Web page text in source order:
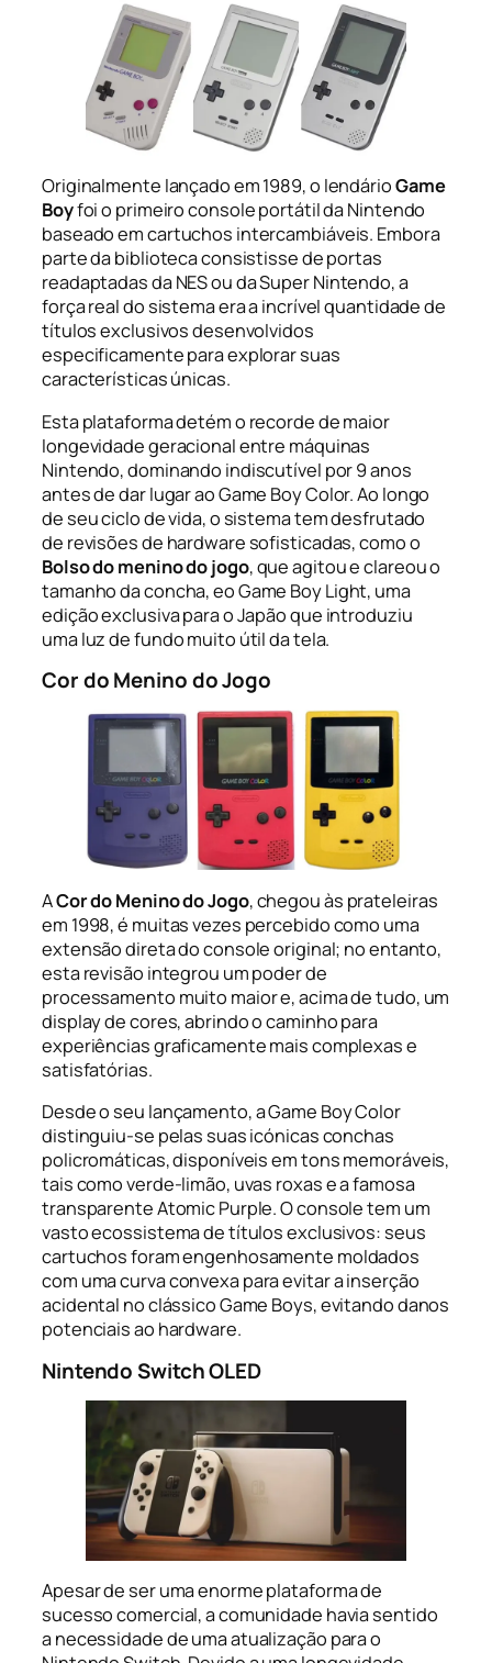
Originalmente lançado em 1989, o lendárioGame
Boyfoi o primeiro console portátil da Nintendo
baseado em cartuchos intercambiáveis. Embora
parte da biblioteca consistisse de portas
readaptadas da NES ou da Super Nintendo, a
força real do sistema era a incrível quantidade de
títulos exclusivos desenvolvidos
especificamente para explorar suas
características únicas.
Esta plataforma detém o recorde de maior
longevidade geracional entre máquinas
Nintendo, dominando indiscutível por 9 anos
antes de dar lugar ao Game Boy Color. Ao longo
de seu ciclo de vida, o sistema tem desfrutado
de revisões de hardware sofisticadas, como o
Bolso do menino do jogo, que agitou e clareou o
tamanho da concha, eo Game Boy Light, uma
edição exclusiva para o Japão que introduziu
uma luz de fundo muito útil da tela.
Cor do Menino do Jogo
ACor do Menino do Jogo, chegou às prateleiras
em 1998, é muitas vezes percebido como uma
extensão direta do console original; no entanto,
esta revisão integrou um poder de
processamento muito maior e, acima de tudo, um
display de cores, abrindo o caminho para
experiências graficamente mais complexas e
satisfatórias.
Desde o seu lançamento, a Game Boy Color
distinguiu-se pelas suas icónicas conchas
policromáticas, disponíveis em tons memoráveis,
tais como verde-limão, uvas roxas e a famosa
transparente Atomic Purple. O console tem um
vasto ecossistema de títulos exclusivos: seus
cartuchos foram engenhosamente moldados
com uma curva convexa para evitar a inserção
acidental no clássico Game Boys, evitando danos
potenciais ao hardware.
Nintendo Switch OLED
Apesar de ser uma enorme plataforma de
sucesso comercial, a comunidade havia sentido
a necessidade de uma atualização para o